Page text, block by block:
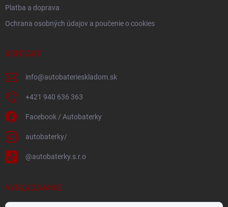
Platba a doprava
Ochrana osobných údajov a poučenie o cookies
KONTAKT
info@autobaterieskladom.sk
+421 940 636 363
Facebook / Autobaterky
autobaterky/
@autobaterky.s.r.o
VYHĽADÁVANIE